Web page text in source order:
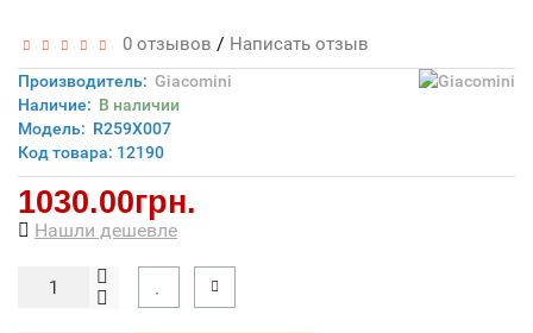
0 отзывов / Написать отзыв
Производитель: Giacomini
Наличие: В наличии
Модель: R259X007
Код товара: 12190
1030.00грн.
Нашли дешевле